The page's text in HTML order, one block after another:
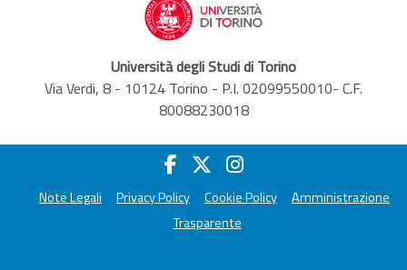
Università degli Studi di Torino
Via Verdi, 8 - 10124 Torino - P.I. 02099550010- C.F.
80088230018
Note Legali Privacy Policy Cookie Policy
Amministrazione
Trasparente